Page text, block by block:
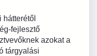
fejlesztő
azokat a
tárgyalási